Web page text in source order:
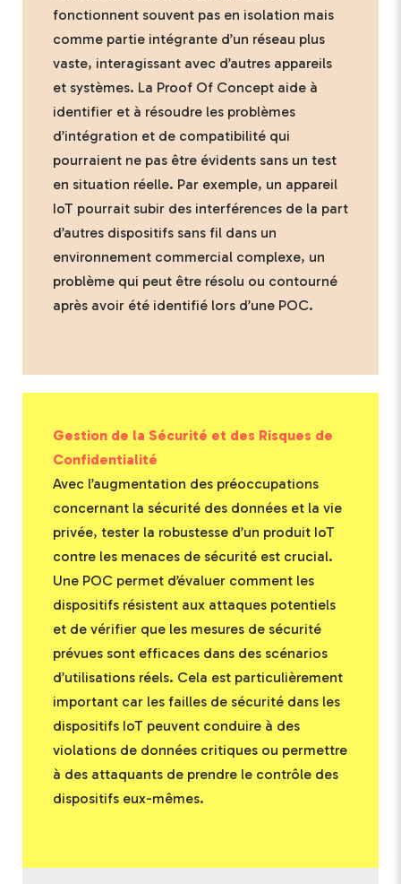
fonctionnent souvent pas en isolation mais
comme partie intégrante d’un réseau plus
vaste, interagissant avec d’autres appareils
et systèmes. La Proof Of Concept aide à
identifier et à résoudre les problèmes
d’intégration et de compatibilité qui
pourraient ne pas être évidents sans un test
en situation réelle. Par exemple, un appareil
IoT pourrait subir des interférences de la part
d’autres dispositifs sans fil dans un
environnement commercial complexe, un
problème qui peut être résolu ou contourné
après avoir été identifié lors d’une POC.
Gestion de la Sécurité et des Risques de
Confidentialité
Avec l’augmentation des préoccupations
concernant la sécurité des données et la vie
privée, tester la robustesse d’un produit IoT
contre les menaces de sécurité est crucial.
Une POC permet d’évaluer comment les
dispositifs résistent aux attaques potentiels
et de vérifier que les mesures de sécurité
prévues sont efficaces dans des scénarios
d’utilisations réels. Cela est particulièrement
important car les failles de sécurité dans les
dispositifs IoT peuvent conduire à des
violations de données critiques ou permettre
à des attaquants de prendre le contrôle des
dispositifs eux-mêmes.